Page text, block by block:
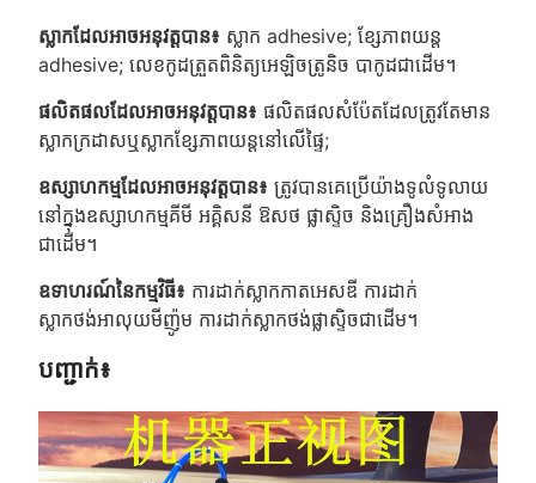
ស្លាកដែលអាចអនុវត្តបាន៖ ស្លាក adhesive; ខ្សែភាពយន្ត
adhesive; លេខកូដត្រួតពិនិត្យអេឡិចត្រូនិច បាកូដជាដើម។
ផលិតផលដែលអាចអនុវត្តបាន៖ ផលិតផលសំប៉ែតដែលត្រូវតែមាន
ស្លាកក្រដាសឬស្លាកខ្សែភាពយន្តនៅលើផ្ទៃ;
ឧស្សាហកម្មដែលអាចអនុវត្តបាន៖ ត្រូវបានគេប្រើយ៉ាងទូលំទូលាយ
នៅក្នុងឧស្សាហកម្មគីមី អគ្គិសនី ឱសថ ផ្លាស្ទិច និងគ្រឿងសំអាង
ជាដើម។
ឧទាហរណ៍នៃកម្មវិធី៖ ការដាក់ស្លាកកាតអេសឌី ការដាក់
ស្លាកថង់អាលុយមីញ៉ូម ការដាក់ស្លាកថង់ផ្លាស្ទិចជាដើម។
បញ្ជាក់៖